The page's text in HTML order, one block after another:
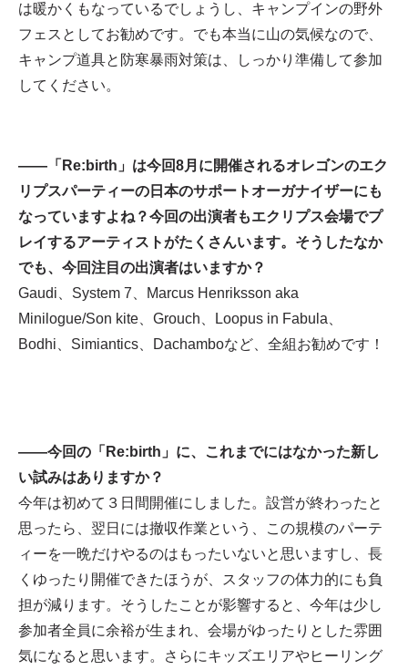
は暖かくもなっているでしょうし、キャンプインの野外
フェスとしてお勧めです。でも本当に山の気候なので、
キャンプ道具と防寒暴雨対策は、しっかり準備して参加
してください。
——「Re:birth」は今回8月に開催されるオレゴンのエク
リプスパーティーの日本のサポートオーガナイザーにも
なっていますよね？今回の出演者もエクリプス会場でプ
レイするアーティストがたくさんいます。そうしたなか
でも、今回注目の出演者はいますか？
Gaudi、System 7、Marcus Henriksson aka
Minilogue/Son kite、Grouch、Loopus in Fabula、
Bodhi、Simiantics、Dachamboなど、全組お勧めです！
——今回の「Re:birth」に、これまでにはなかった新し
い試みはありますか？
今年は初めて３日間開催にしました。設営が終わったと
思ったら、翌日には撤収作業という、この規模のパーテ
ィーを一晩だけやるのはもったいないと思いますし、長
くゆったり開催できたほうが、スタッフの体力的にも負
担が減ります。そうしたことが影響すると、今年は少し
参加者全員に余裕が生まれ、会場がゆったりとした雰囲
気になると思います。さらにキッズエリアやヒーリング